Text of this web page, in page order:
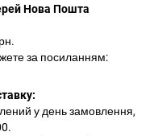
Нова Пошта
за посиланням:
у день замовлення,